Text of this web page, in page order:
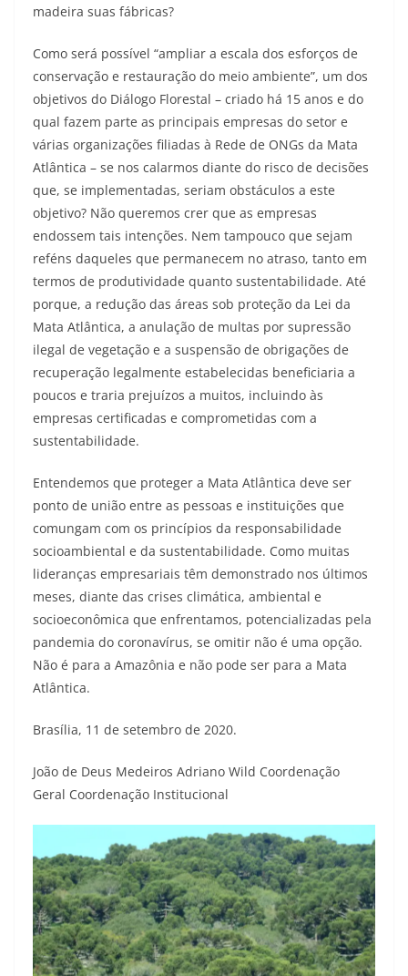
madeira suas fábricas?
Como será possível “ampliar a escala dos esforços de
conservação e restauração do meio ambiente”, um dos
objetivos do Diálogo Florestal – criado há 15 anos e do
qual fazem parte as principais empresas do setor e
várias organizações filiadas à Rede de ONGs da Mata
Atlântica – se nos calarmos diante do risco de decisões
que, se implementadas, seriam obstáculos a este
objetivo? Não queremos crer que as empresas
endossem tais intenções. Nem tampouco que sejam
reféns daqueles que permanecem no atraso, tanto em
termos de produtividade quanto sustentabilidade. Até
porque, a redução das áreas sob proteção da Lei da
Mata Atlântica, a anulação de multas por supressão
ilegal de vegetação e a suspensão de obrigações de
recuperação legalmente estabelecidas beneficiaria a
poucos e traria prejuízos a muitos, incluindo às
empresas certificadas e comprometidas com a
sustentabilidade.
Entendemos que proteger a Mata Atlântica deve ser
ponto de união entre as pessoas e instituições que
comungam com os princípios da responsabilidade
socioambiental e da sustentabilidade. Como muitas
lideranças empresariais têm demonstrado nos últimos
meses, diante das crises climática, ambiental e
socioeconômica que enfrentamos, potencializadas pela
pandemia do coronavírus, se omitir não é uma opção.
Não é para a Amazônia e não pode ser para a Mata
Atlântica.
Brasília, 11 de setembro de 2020.
João de Deus Medeiros Adriano Wild Coordenação
Geral Coordenação Institucional